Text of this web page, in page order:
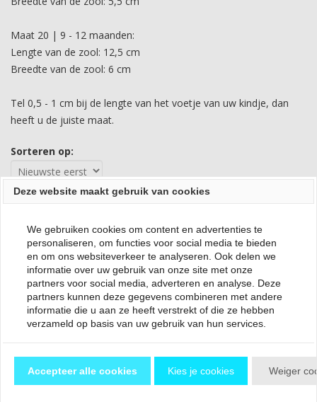
Maat 20 | 9 - 12 maanden:
Lengte van de zool: 12,5 cm
Breedte van de zool: 6 cm
Tel 0,5 - 1 cm bij de lengte van het voetje van uw kindje, dan
heeft u de juiste maat.
Sorteren op:
Babyschoenen Maat 18
Deze website maakt gebruik van cookies
We gebruiken cookies om content en advertenties te
personaliseren, om functies voor social media te bieden
en om ons websiteverkeer te analyseren. Ook delen we
informatie over uw gebruik van onze site met onze
partners voor social media, adverteren en analyse. Deze
partners kunnen deze gegevens combineren met andere
informatie die u aan ze heeft verstrekt of die ze hebben
verzameld op basis van uw gebruik van hun services.
Accepteer alle cookies Kies je cookies Weiger